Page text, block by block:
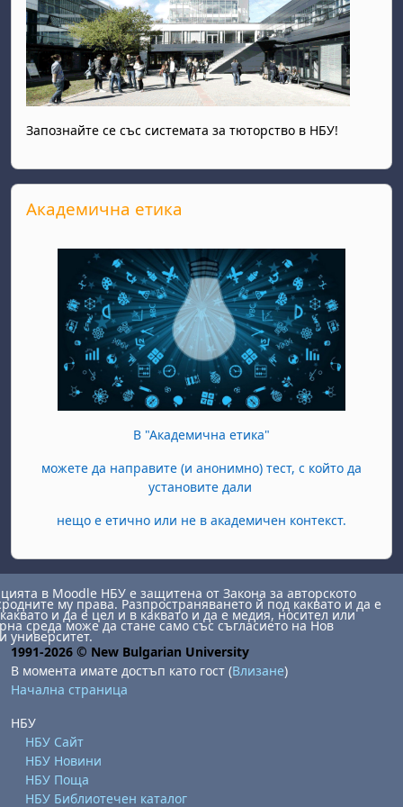
Запознайте се със системата за тюторство в НБУ!
Прескочи Академична етика
Академична етика
В "Академична етика"
можете да направите (и анонимно) тест, с който да
установите дали
нещо е етично или не в академичен контекст.
в Moodle НБУ е защитена от Закона за авторското
му права. Разпространяването й под каквато и да е
и да е цел и в каквато и да е медия, носител или
среда може да стане само със съгласието на Нов
университет.
1991-2026 © New Bulgarian University
В момента имате достъп като гост (Влизане)
Начална страница
НБУ
НБУ Сайт
НБУ Новини
НБУ Поща
НБУ Библиотечен каталог